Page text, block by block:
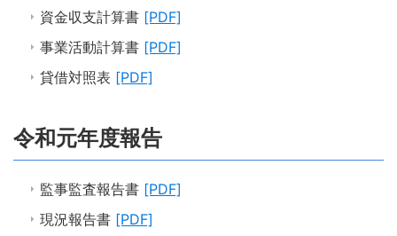
資金収支計算書 [PDF]
事業活動計算書 [PDF]
貸借対照表 [PDF]
令和元年度報告
監事監査報告書 [PDF]
現況報告書 [PDF]